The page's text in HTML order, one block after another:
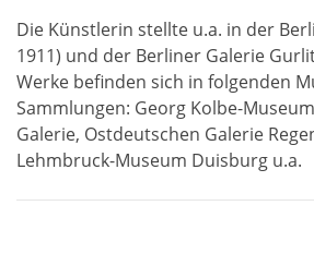
Die Künstlerin stellte u.a. in der
1911) und der Berliner Galerie
Werke befinden sich in folgenden
Sammlungen: Georg Kolbe-
Galerie, Ostdeutschen Galerie
Lehmbruck-Museum Duisburg u.a.